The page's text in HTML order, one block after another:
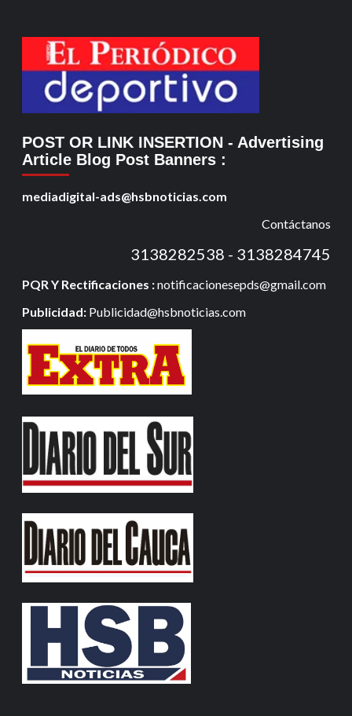
POST OR LINK INSERTION - Advertising
Article Blog Post Banners :
mediadigital-ads@hsbnoticias.com
Contáctanos
3138282538 - 3138284745
PQR Y Rectificaciones :notificacionesepds@gmail.com
Publicidad: Publicidad@hsbnoticias.com